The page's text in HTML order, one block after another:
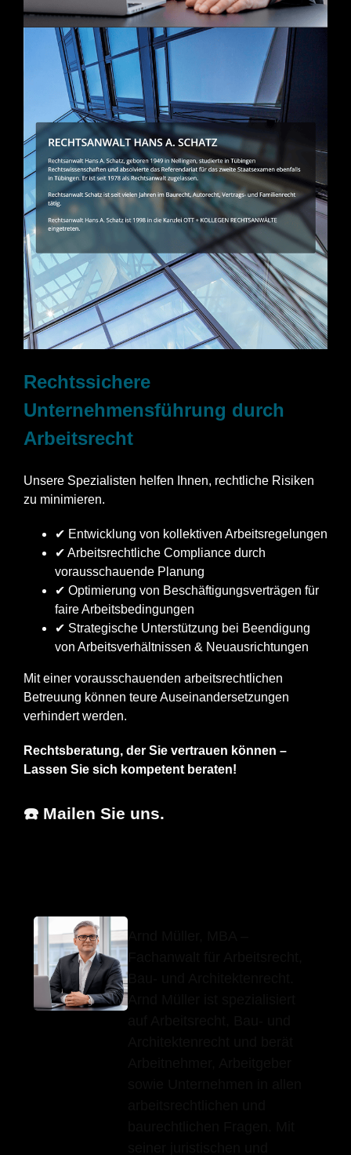
Rechtssichere
Unternehmensführung durch
Arbeitsrecht
Unsere Spezialisten helfen Ihnen, rechtliche Risiken
zu minimieren.
✔ Entwicklung von kollektiven Arbeitsregelungen
✔ Arbeitsrechtliche Compliance durch
vorausschauende Planung
✔ Optimierung von Beschäftigungsverträgen für
faire Arbeitsbedingungen
✔ Strategische Unterstützung bei Beendigung
von Arbeitsverhältnissen & Neuausrichtungen
Mit einer vorausschauenden arbeitsrechtlichen
Betreuung können teure Auseinandersetzungen
verhindert werden.
Rechtsberatung, der Sie vertrauen können –
Lassen Sie sich kompetent beraten!
☎️ Mailen Sie uns.